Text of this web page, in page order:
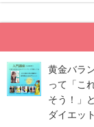
黄金バラ
って「こ
そう！」
ダイエット